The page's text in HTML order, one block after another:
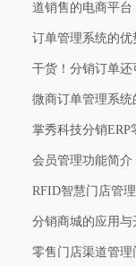
道销售的电商平台
订单管理系统的优
干货！分销订单
微商订单管理系统
掌秀科技分销
会员管理功能简介
RFID智慧门店管
分销商城的应用与
零售门店渠道管理